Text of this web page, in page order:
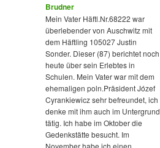
Brudner
Mein Vater Häftl.Nr.68222 war
überlebender von Auschwitz mit
dem Häftling 105027 Justin
Sonder. Dieser (87) berichtet noch
heute über sein Erlebtes in
Schulen. Mein Vater war mit dem
ehemaligen poln.Präsident Józef
Cyrankiewicz sehr befreundet, ich
denke mit ihm auch im Untergrund
tätig. Ich habe im Oktober die
Gedenkstätte besucht. Im
November habe ich einen